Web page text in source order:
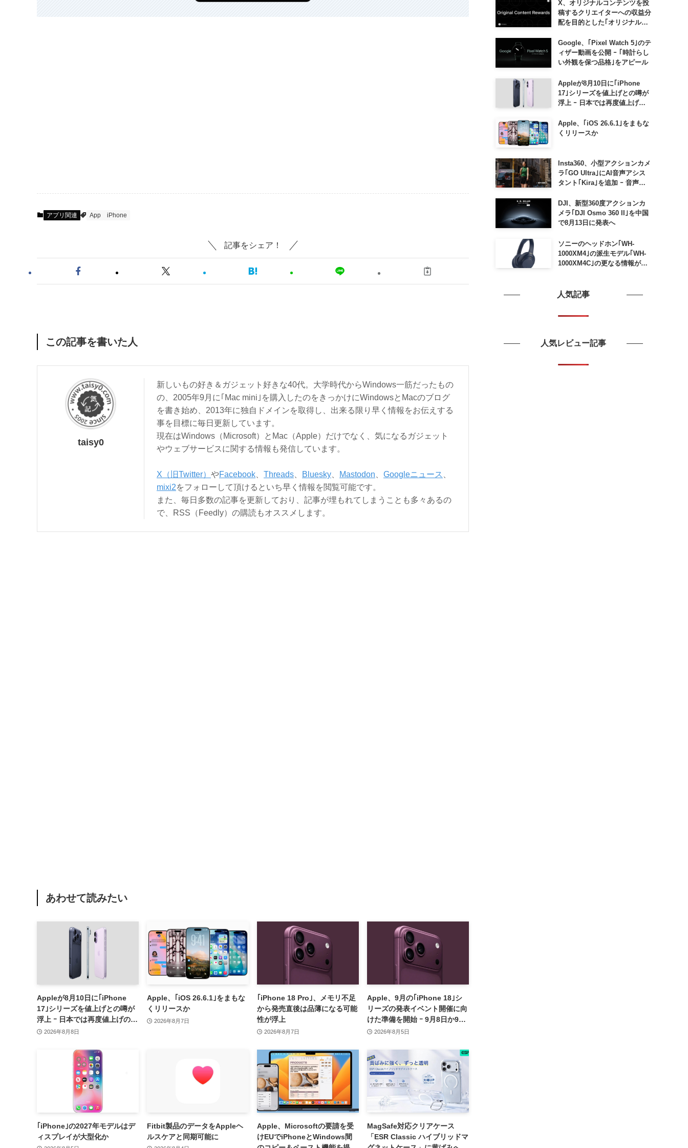
アプリ関連 App iPhone
記事をシェア！
この記事を書いた人
taisy0
新しいもの好き＆ガジェット好きな40代。大学時代からWindows一筋だったもの
の、2005年9月に｢Mac mini｣を購入したのをきっかけにWindowsとMacのブログ
を書き始め、2013年に独自ドメインを取得し、出来る限り早く情報をお伝えする
事を目標に毎日更新しています。
現在はWindows（Microsoft）とMac（Apple）だけでなく、気になるガジェット
やウェブサービスに関する情報も発信しています。
X（旧Twitter） やFacebook Threads Bluesky Mastodon Googleニュース
mixi2をフォローして頂けるといち早く情報を閲覧可能です。
また、毎日多数の記事を更新しており、記事が埋もれてしまうことも多々あるの
で、RSS（Feedly）の購読もオススメします。
あわせて読みたい
Appleが8月10日に｢iPhone
17｣シリーズを値上げとの噂が
浮上 ｰ 日本では再度値上げの可
能性も?!
2026年8月8日
Apple、｢iOS 26.6.1｣をまもな
くリリースか
2026年8月7日
｢iPhone 18 Pro｣、メモリ不足
から発売直後は品薄になる可能
性が浮上
2026年8月7日
Apple、9月の｢iPhone 18｣シ
リーズの発表イベント開催に向
けた準備を開始 ｰ 9月8日か9月
9日に開催見込み
2026年8月5日
｢iPhone｣の2027年モデルはデ
ィスプレイが大型化か
Fitbit製品のデータをAppleヘ
ルスケアと同期可能に
Apple、Microsoftの要請を受
けEUでiPhoneとWindows間
MagSafe対応クリアケース
「ESR Classic ハイブリッドマ
X、オリジナルコンテンツを投
稿するクリエイターへの収益分
配を目的とした｢オリジナルコ
入へ ｰ 従来の｢収益分配｣は廃
止
Google、｢Pixel Watch 5｣のテ
ィザー動画を公開 ｰ ｢時計らし
い外観を保つ品格｣をアピール
Appleが8月10日に｢iPhone
17｣シリーズを値上げとの噂が
浮上 ｰ 日本では再度値上げの
Apple、｢iOS 26.6.1｣をまもな
くリリースか
Insta360、小型アクションカメ
ラ｢GO Ultra｣にAI音声アシス
タント｢Kira｣を追加 ｰ 音声で
などが利用可能に
DJI、新型360度アクションカ
メラ｢DJI Osmo 360 II｣を中国
で8月13日に発表へ
ソニーのヘッドホン｢WH-
1000XM4｣の派生モデル｢WH-
1000XM4C｣の更なる情報が明
人気記事
人気レビュー記事